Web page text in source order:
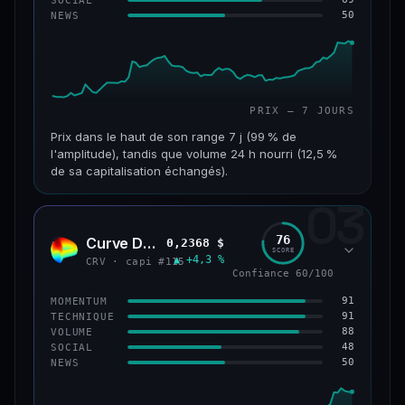
CONFIANCE 61/100
NEWS 50
PRIX — 7 JOURS
Prix dans le haut de son range 7 j (99 % de
l'amplitude), tandis que volume 24 h nourri (12,5 %
de sa capitalisation échangés).
CAP. MARCHÉ VOLUME 24 H
VAR. 7 J VAR. 30 J
+82,3 %
VS ATH
−69,6 % #65
CONFIANCE 66/100
03
CRV Curve DAO
CRV · capi #115
0,2368 $
▲ +4,3 %
76
SCORE
Confiance 60/100
MOMENTUM 91
TECHNIQUE 91
VOLUME 88
SOCIAL 48
NEWS 50